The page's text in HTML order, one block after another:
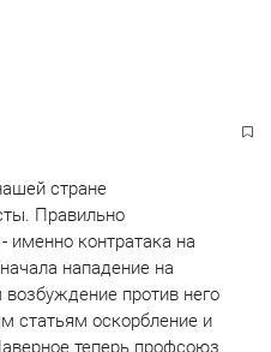
причем вместе с
кто управляет
стране
Правильно
именно контратака на
нападение на
против него
статьям оскорбление и
теперь профсоюз